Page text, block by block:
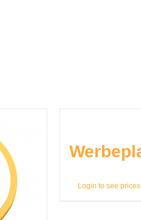
Login to see prices